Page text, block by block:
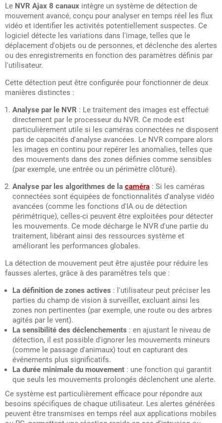
Le NVR Ajax 8 canaux intègre un système de détection de
mouvement avancé, conçu pour analyser en temps réel les flux
vidéo et identifier les activités potentiellement suspectes. Ce
logiciel détecte les variations dans l'image, telles que le
déplacement d'objets ou de personnes, et déclenche des alertes
ou des enregistrements en fonction des paramètres définis par
l'utilisateur.
Cette détection peut être configurée pour fonctionner de deux
manières distinctes :
Analyse par le NVR : Le traitement des images est effectué
directement par le processeur du NVR. Ce mode est
particulièrement utile si les caméras connectées ne disposent
pas de capacités d'analyse avancées. Le NVR compare alors
les images en continu pour repérer les anomalies, telles que
des mouvements dans des zones définies comme sensibles
(par exemple, une entrée ou un périmètre clôturé).
Analyse par les algorithmes de la caméra : Si les caméras
connectées sont équipées de fonctionnalités d'analyse vidéo
avancées (comme les fonctions d'IA ou de détection
périmétrique), celles-ci peuvent être exploitées pour détecter
les mouvements. Ce mode décharge le NVR d'une partie du
traitement, libérant ainsi des ressources système et
améliorant les performances globales.
La détection de mouvement peut être ajustée pour réduire les
fausses alertes, grâce à des paramètres tels que :
La définition de zones actives : l'utilisateur peut préciser les
parties du champ de vision à surveiller, excluant ainsi les
zones non pertinentes (par exemple, une route ou des arbres
agités par le vent).
La sensibilité des déclenchements : en ajustant le niveau de
détection, il est possible d'ignorer les mouvements mineurs
(comme le passage d'animaux) tout en capturant des
événements plus significatifs.
La durée minimale du mouvement : une fonction qui garantit
que seuls les mouvements prolongés déclenchent une alerte.
Ce système est particulièrement efficace pour répondre aux
besoins spécifiques de chaque utilisateur. Les alertes générées
peuvent être transmises en temps réel aux applications mobiles